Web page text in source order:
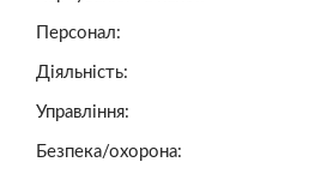
Персонал:
Діяльність:
Управління:
Безпека/охорона: